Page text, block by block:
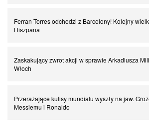
Chłopak z pizzerii. Kim był zmarły Mino Raiola?
drużynę?
Ferran Torres odchodzi z Barcelony! Kolejny
Hiszpana
Zaskakujący zwrot akcji w sprawie Arkadiusza
Włoch
Przerażające kulisy mundialu wyszły na jaw.
Messiemu i Ronaldo